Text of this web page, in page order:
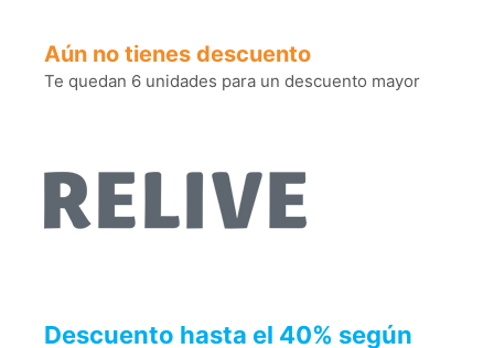
Aún no tienes descuento
Te quedan 6 unidades para un descuento mayor
Descuento hasta el 40% según